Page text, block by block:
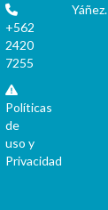
+562
2420
7255
Políticas
de
uso y
Privacidad
Yáñez.